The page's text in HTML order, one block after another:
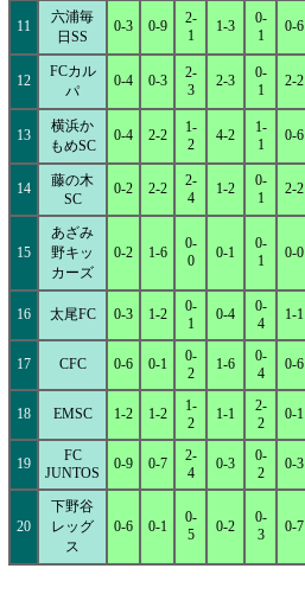
11
六浦毎
日SS
0-3 0-9
2-
1
1-3
0-
1
0-6
12
FCカル
パ
0-4 0-3
2-
3
2-3
0-
1
2-2
13
横浜か
もめSC
0-4 2-2
1-
2
4-2
1-
1
0-6
14
藤の木
SC
0-2 2-2
2-
4
1-2
0-
1
2-2
15
あざみ
野キッ
カーズ
0-2 1-6
0-
0
0-1
0-
1
0-0
16 太尾FC 0-3 1-2
0-
1
0-4
0-
4
1-1
17 CFC 0-6 0-1
0-
2
1-6
0-
4
0-6
18 EMSC 1-2 1-2
1-
2
1-1
2-
2
0-1
19
FC
JUNTOS
0-9 0-7
2-
4
0-3
0-
2
0-3
20
下野谷
レッグ
ス
0-6 0-1
0-
5
0-2
0-
3
0-7